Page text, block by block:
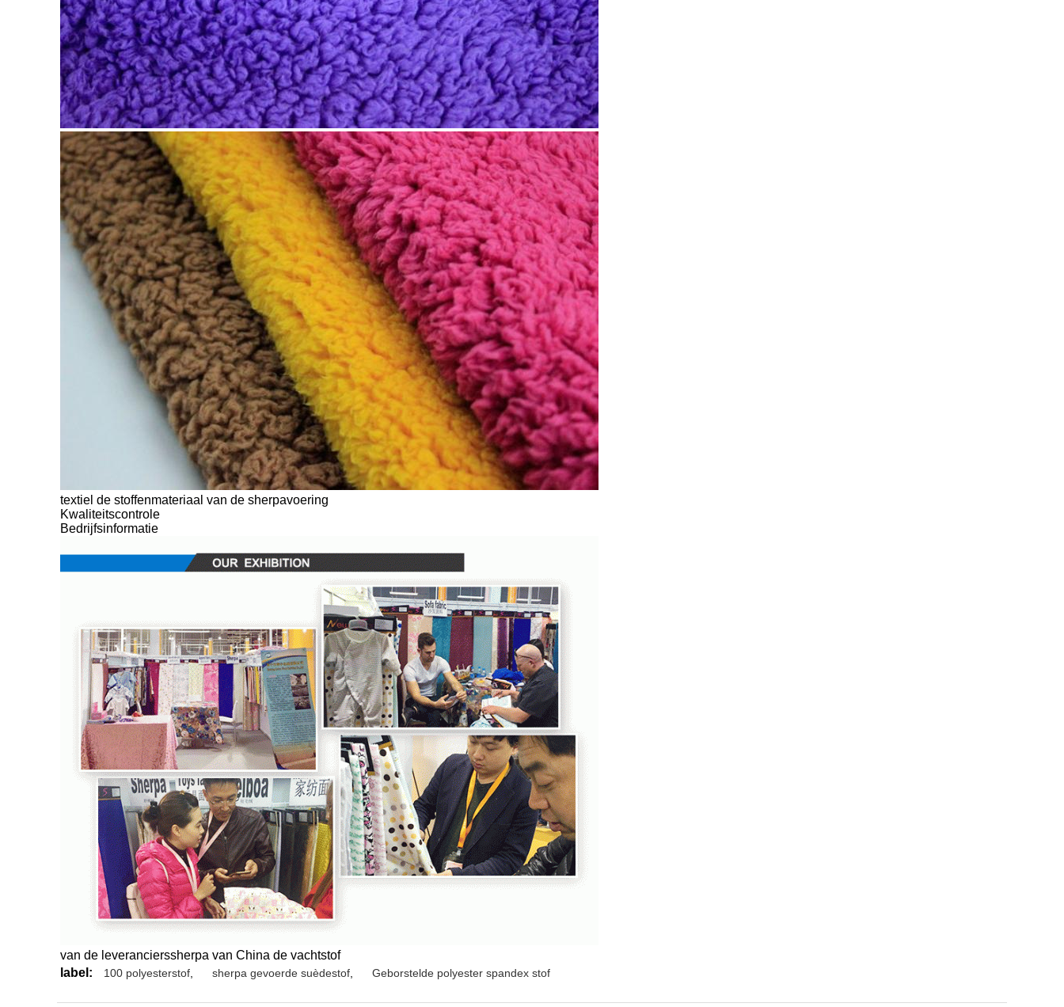
textiel de stoffenmateriaal van de sherpavoering
Kwaliteitscontrole
Bedrijfsinformatie
van de leverancierssherpa van China de vachtstof
label:
100 polyesterstof sherpa gevoerde suèdestof Geborstelde polyester spandex stof